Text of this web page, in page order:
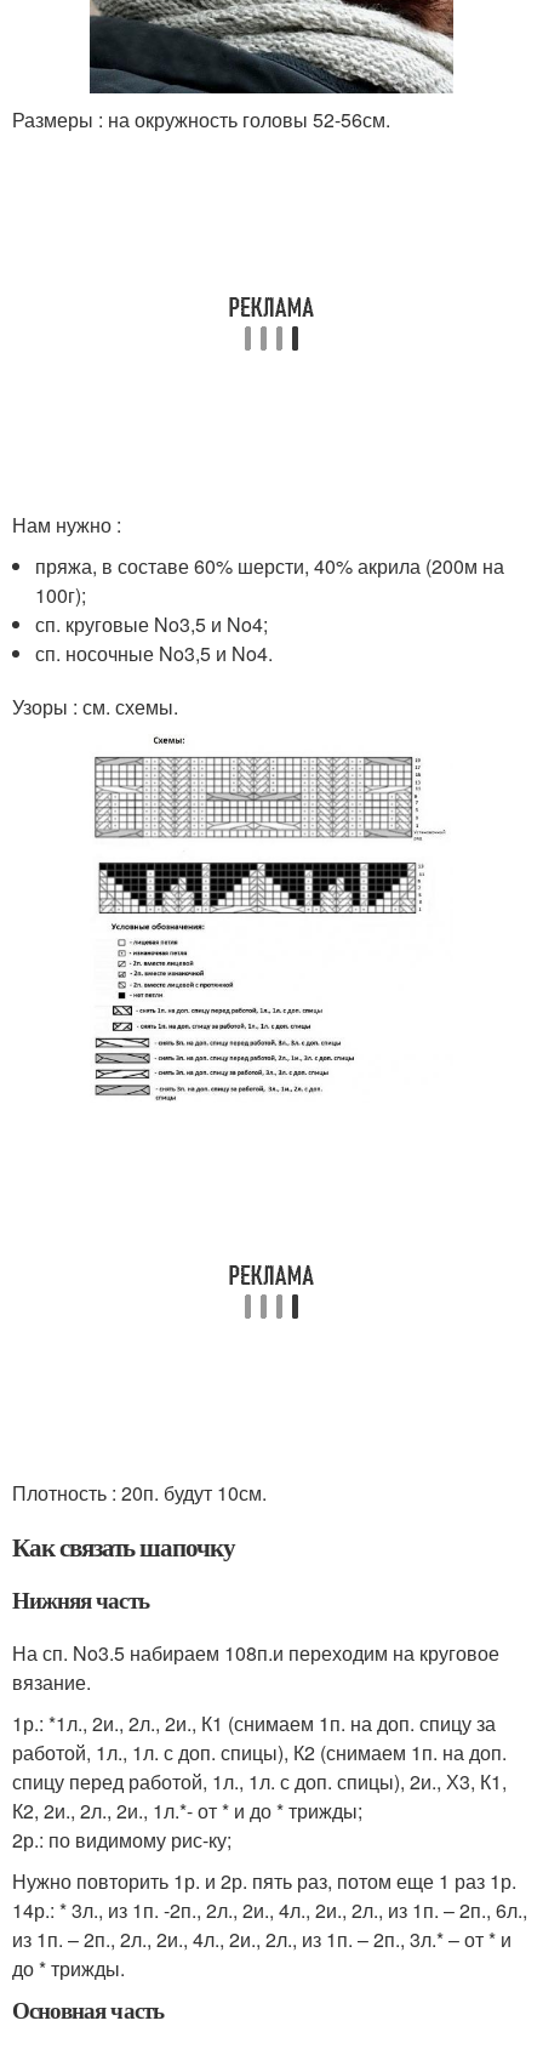
Размеры : на окружность головы 52-56см.
Нам нужно :
пряжа, в составе 60% шерсти, 40% акрила (200м на
100г);
сп. круговые No3,5 и No4;
сп. носочные No3,5 и No4.
Узоры : см. схемы.
Плотность : 20п. будут 10см.
Как связать шапочку
Нижняя часть
На сп. No3.5 набираем 108п.и переходим на круговое
вязание.
1р.: *1л., 2и., 2л., 2и., К1 (снимаем 1п. на доп. спицу за
работой, 1л., 1л. с доп. спицы), К2 (снимаем 1п. на доп.
спицу перед работой, 1л., 1л. с доп. спицы), 2и., Х3, К1,
К2, 2и., 2л., 2и., 1л.*- от * и до * трижды;
2р.: по видимому рис-ку;
Нужно повторить 1р. и 2р. пять раз, потом еще 1 раз 1р.
14р.: * 3л., из 1п. -2п., 2л., 2и., 4л., 2и., 2л., из 1п. – 2п., 6л.,
из 1п. – 2п., 2л., 2и., 4л., 2и., 2л., из 1п. – 2п., 3л.* – от * и
до * трижды.
Основная часть